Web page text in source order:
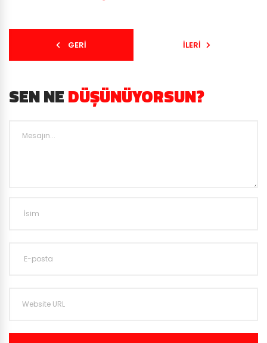
GERI İLERI
SEN NEDÜŞÜNÜYORSUN?